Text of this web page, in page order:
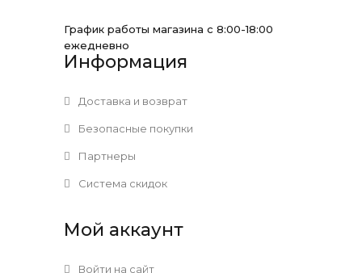
График работы магазина с 8:00-18:00
ежедневно
Информация
Доставка и возврат
Безопасные покупки
Партнеры
Система скидок
Мой аккаунт
Войти на сайт